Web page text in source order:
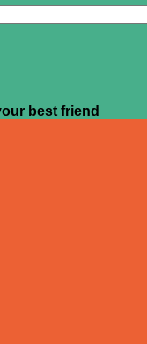
best friend